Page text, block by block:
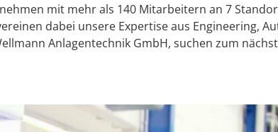
mit mehr als 140 Mitarbeitern an 7
dabei unsere Expertise aus Engineering,
Anlagentechnik GmbH, suchen zum